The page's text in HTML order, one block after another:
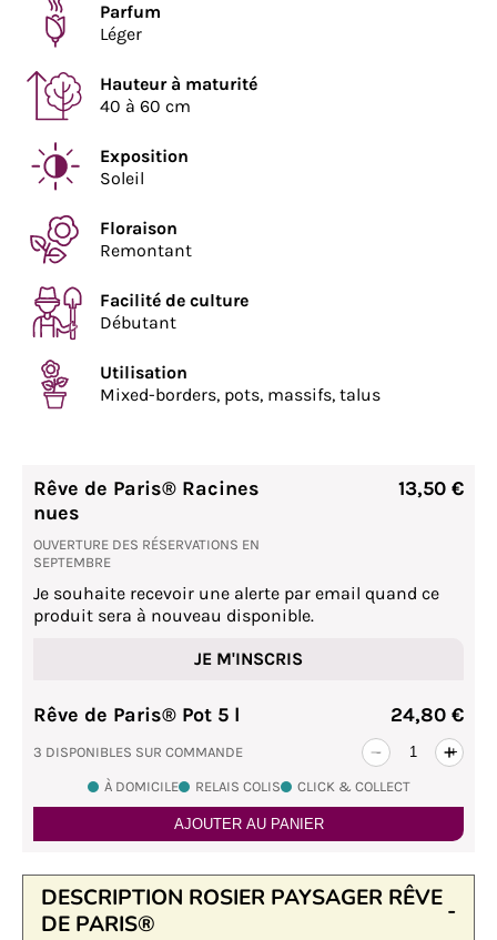
Parfum
Léger
Hauteur à maturité
40 à 60 cm
Exposition
Soleil
Floraison
Remontant
Facilité de culture
Débutant
Utilisation
Mixed-borders, pots, massifs, talus
Rêve de Paris® Racines
nues
OUVERTURE DES RÉSERVATIONS EN
SEPTEMBRE
13,50 €
Je souhaite recevoir une alerte par email quand ce
produit sera à nouveau disponible.
JE M'INSCRIS
Rêve de Paris® Pot 5 l
3 DISPONIBLES SUR COMMANDE - +
24,80 €
À DOMICILE RELAIS COLIS CLICK & COLLECT
AJOUTER AU PANIER
DESCRIPTION ROSIER PAYSAGER RÊVE
DE PARIS®